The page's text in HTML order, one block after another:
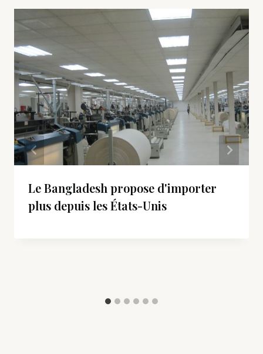
Le Bangladesh propose d'importer
plus depuis les États-Unis